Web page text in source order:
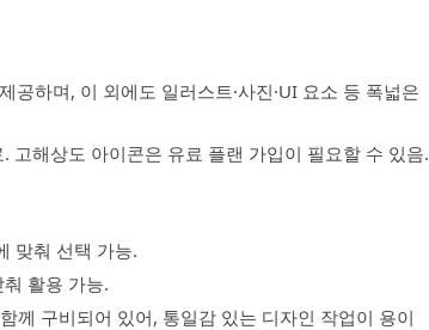
하며, 이 외에도 일러스트·사진·UI 요소 등 폭넓은
고해상도 아이콘은 유료 플랜 가입이 필요할 수 있음.
맞춰 선택 가능.
활용 가능.
께 구비되어 있어, 통일감 있는 디자인 작업이 용이